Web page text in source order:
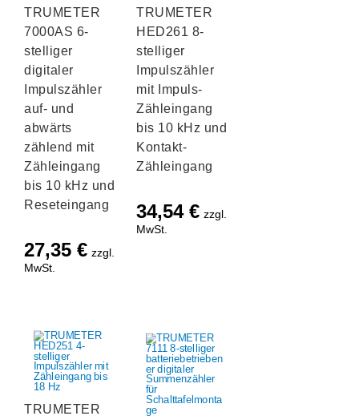
TRUMETER
7000AS 6-
stelliger
digitaler
Impulszähler
auf- und
abwärts
zählend mit
Zähleingang
bis 10 kHz und
Reseteingang
27,35 € zzgl.
MwSt.
TRUMETER
HED261 8-
stelliger
Impulszähler
mit Impuls-
Zähleingang
bis 10 kHz und
Kontakt-
Zähleingang
34,54 € zzgl.
MwSt.
TRUMETER